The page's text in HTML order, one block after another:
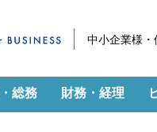
中小企業様
総務 財務・経理